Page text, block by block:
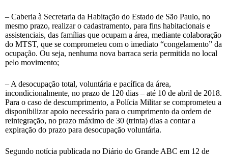
– Caberia à Secretaria da Habitação do Estado de São Paulo, no
mesmo prazo, realizar o cadastramento, para fins habitacionais e
assistenciais, das famílias que ocupam a área, mediante colaboração
do MTST, que se comprometeu com o imediato “congelamento” da
ocupação. Ou seja, nenhuma nova barraca seria permitida no local
pelo movimento;
– A desocupação total, voluntária e pacífica da área,
incondicionalmente, no prazo de 120 dias – até 10 de abril de 2018.
Para o caso de descumprimento, a Polícia Militar se comprometeu a
disponibilizar apoio necessário para o cumprimento da ordem de
reintegração, no prazo máximo de 30 (trinta) dias a contar a
expiração do prazo para desocupação voluntária.
Segundo notícia publicada no Diário do Grande ABC em 12 de